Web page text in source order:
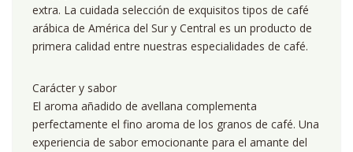
extra. La cuidada selección de exquisitos tipos de café
arábica de América del Sur y Central es un producto de
primera calidad entre nuestras especialidades de café.
Carácter y sabor
El aroma añadido de avellana complementa
perfectamente el fino aroma de los granos de café. Una
experiencia de sabor emocionante para el amante del